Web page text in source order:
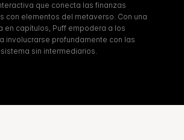
que conecta las finanzas
con elementos del metaverso. Con una
en capítulos, Puff empodera a los
involucrarse profundamente con las
sin intermediarios.